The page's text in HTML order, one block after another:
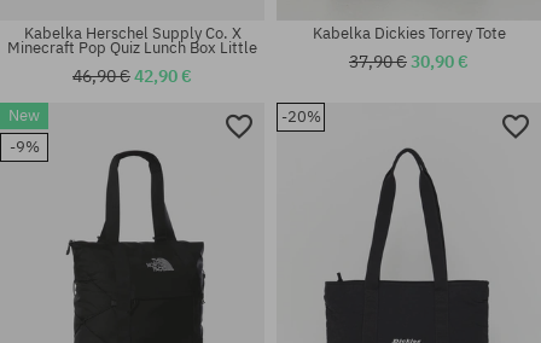
univerzálna veľkosť univerzálna veľkosť
Kabelka Herschel Supply Co. X
Minecraft Pop Quiz Lunch Box Little
46,90 €42,90 €
Kabelka Dickies Torrey Tote
37,90 €30,90 €
New
-9%
-20%